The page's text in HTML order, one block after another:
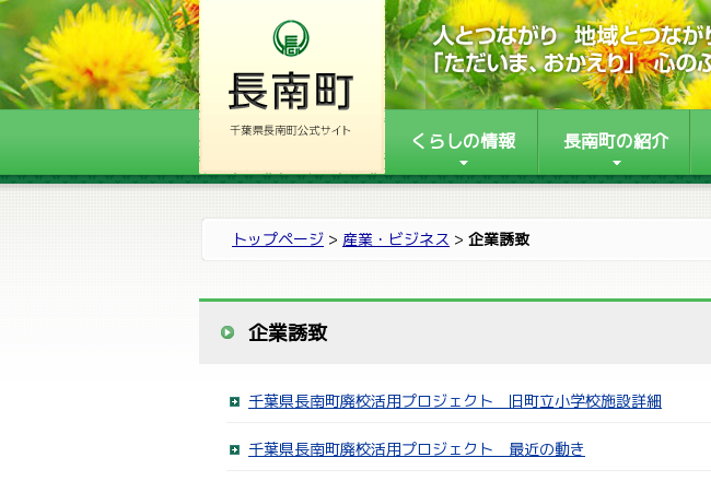
くらしの情報 長南町の紹介
トップページ > 産業・ビジネス > 企業誘致
企業誘致
千葉県長南町廃校活用プロジェクト 旧町立小学校施設詳細
千葉県長南町廃校活用プロジェクト 最近の動き